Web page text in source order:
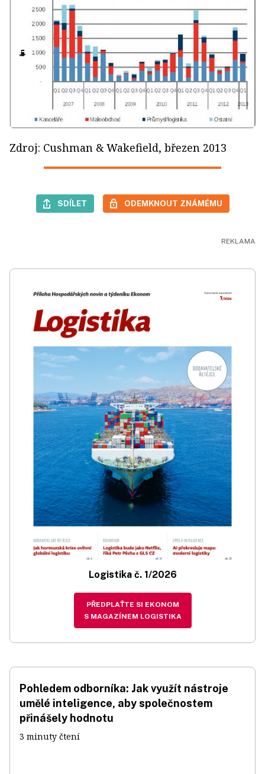
Zdroj: Cushman & Wakefield, březen 2013
SDÍLET ODEMKNOUT ZNÁMÉMU
Logistika č. 1/2026
PŘEDPLAŤTE SI EKONOM
S MAGAZÍNEM LOGISTIKA
Pohledem odborníka: Jak využít nástroje
umělé inteligence, aby společnostem
přinášely hodnotu
3 minuty čtení